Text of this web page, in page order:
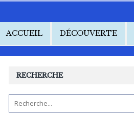
ACCUEIL DÉCOUVERTE
RECHERCHE